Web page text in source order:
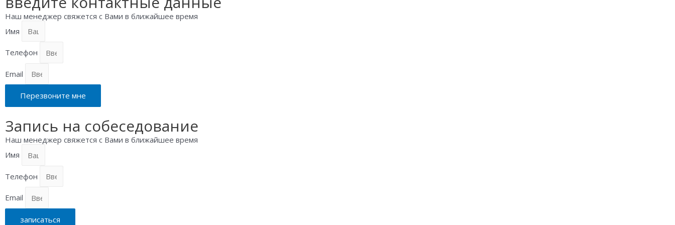
Наш менеджер свяжется с Вами в ближайшее время
Имя
Телефон
Email
Перезвоните мне
Запись на собеседование
Наш менеджер свяжется с Вами в ближайшее время
Имя
Телефон
Email
записаться